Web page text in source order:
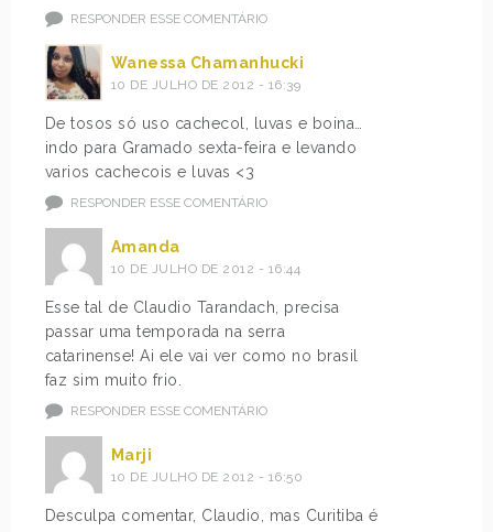
RESPONDER ESSE COMENTÁRIO
Wanessa Chamanhucki
10 DE JULHO DE 2012 - 16:39
De tosos só uso cachecol, luvas e boina…
indo para Gramado sexta-feira e levando
varios cachecois e luvas <3
RESPONDER ESSE COMENTÁRIO
Amanda
10 DE JULHO DE 2012 - 16:44
Esse tal de Claudio Tarandach, precisa
passar uma temporada na serra
catarinense! Ai ele vai ver como no brasil
faz sim muito frio.
RESPONDER ESSE COMENTÁRIO
Marji
10 DE JULHO DE 2012 - 16:50
Desculpa comentar, Claudio, mas Curitiba é